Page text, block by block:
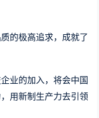
的极高追求，成就了
业的加入，将会中国
用新制生产力去引领